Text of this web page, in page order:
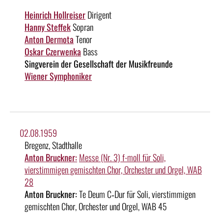
Heinrich HollreiserDirigent
Hanny SteffekSopran
Anton DermotaTenor
Oskar Czerwenka Bass
Singverein der Gesellschaft der Musikfreunde
Wiener Symphoniker
02.08.1959
Bregenz, Stadthalle
Anton Bruckner: Messe (Nr. 3) f-moll für Soli,
vierstimmigen gemischten Chor, Orchester und Orgel, WAB
28
Anton Bruckner:Te Deum C‑Dur für Soli, vierstimmigen
gemischten Chor, Orchester und Orgel, WAB 45